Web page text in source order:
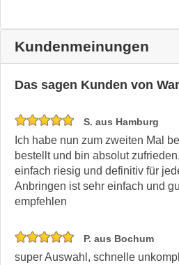
Kundenmeinungen
Das sagen Kunden von
S. aus Hamburg
Ich habe nun zum zweiten Mal
bestellt und bin absolut
einfach riesig und definitiv für
Anbringen ist sehr einfach und
empfehlen
P. aus Bochum
super Auswahl, schnelle